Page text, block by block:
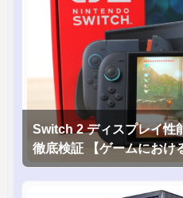
Switch 2 ディスプレイ性
徹底検証 【ゲームにおけ
1台！】